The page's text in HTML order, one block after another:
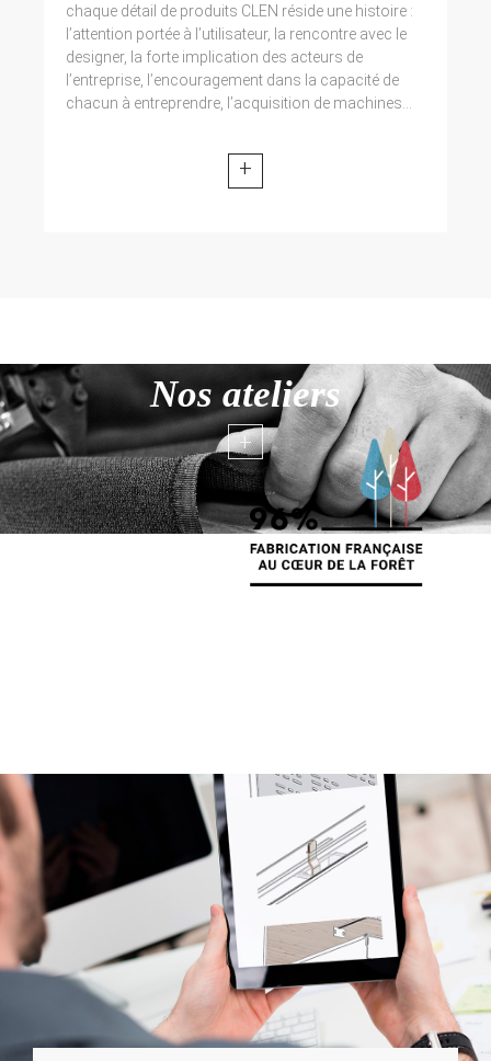
chaque détail de produits CLEN réside une histoire :
l’attention portée à l’utilisateur, la rencontre avec le
designer, la forte implication des acteurs de
l’entreprise, l’encouragement dans la capacité de
chacun à entreprendre, l’acquisition de machines...
+
Nos ateliers
+